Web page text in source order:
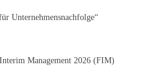
Unternehmensnachfolge“
Management 2026 (FIM)